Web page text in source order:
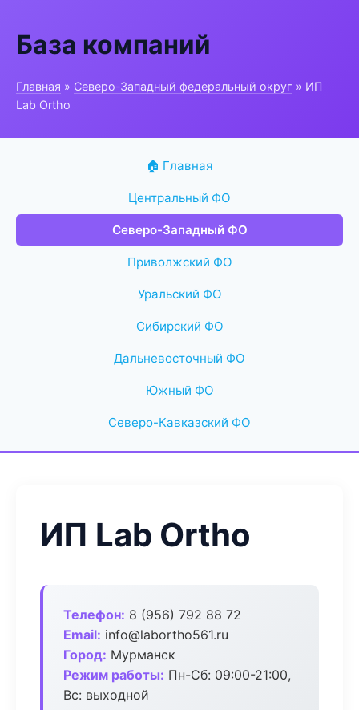
База компаний
Главная » Северо-Западный федеральный округ » ИП
Lab Ortho
🏠 Главная
Центральный ФО
Северо-Западный ФО
Приволжский ФО
Уральский ФО
Сибирский ФО
Дальневосточный ФО
Южный ФО
Северо-Кавказский ФО
ИП Lab Ortho
Телефон: 8 (956) 792 88 72
Email: info@labortho561.ru
Город: Мурманск
Режим работы: Пн-Сб: 09:00-21:00,
Вс: выходной